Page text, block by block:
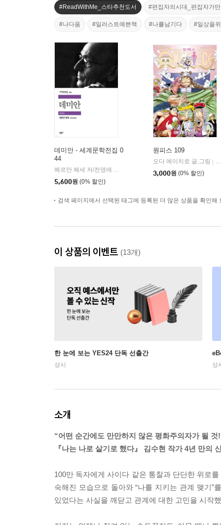
#ReadWithMe_스타추천도서 #편집자의시대_편집자가
#나다움 #일러스트예쁜책 #나를남기다 #일상을
데미안 - 세계문학전집 0
44
헤르만 헤세 저/전영애 역
5,600원 (0% 할인)
원피스 109
오다 에이치로 글,그림
3,000원 (0% 할인)
검색 페이지에서 선택된 태그에 등록된 더 많은 상품을 확인해
이 상품의 이벤트 (13개)
한 눈에 보는 YES24 단독 선출간
상시 상
소개
“어떤 순간에도 만만하지 않은 평화주의자가 될 것
『나는 나로 살기로 했다』 김수현 작가 4년 만의
100만 독자에게 사이다 같은 통찰과 단단한 위로
숙해진 모습으로 돌아와 “나를 지키는 관계 맺기
있었다는 사실을 깨닫고 관계에 대한 고민을 시작